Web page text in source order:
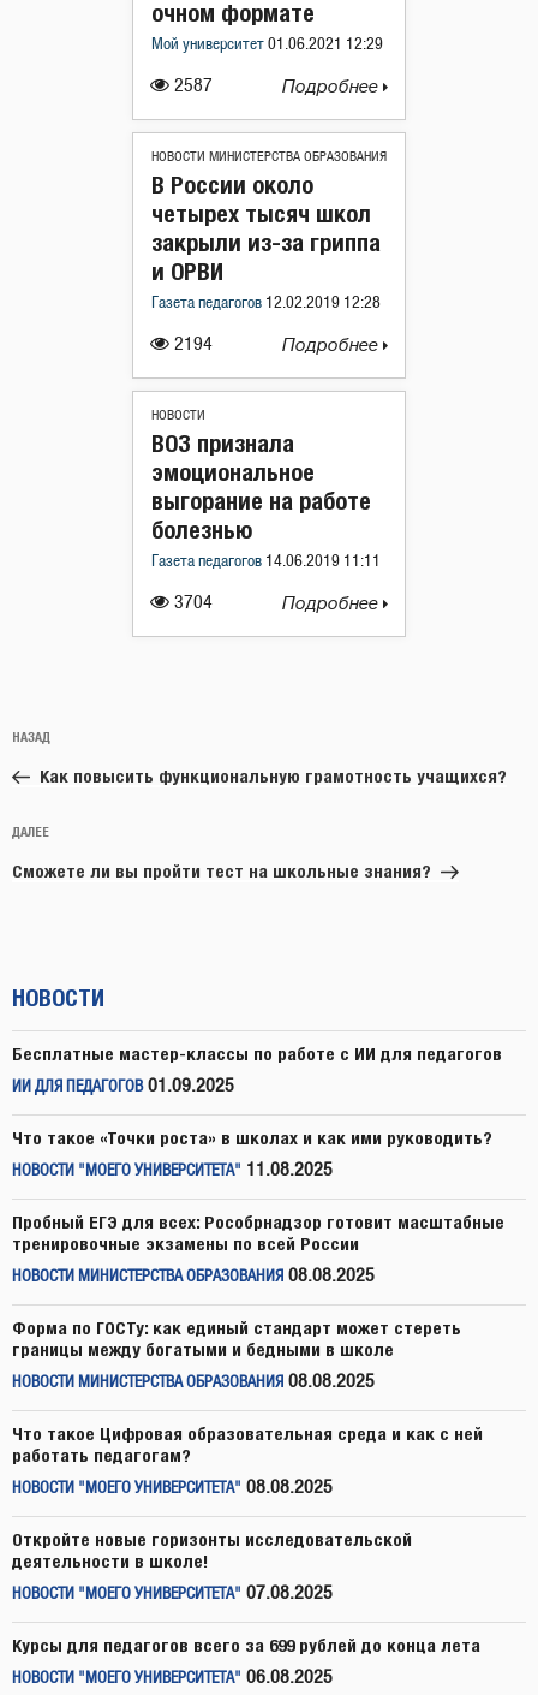
2587
очном формате
Мой университет 01.06.2021 12:29
Подробнее
НОВОСТИ МИНИСТЕРСТВА ОБРАЗОВАНИЯ
2194
В России около
четырех тысяч школ
закрыли из-за гриппа
и ОРВИ
Газета педагогов 12.02.2019 12:28
Подробнее
НОВОСТИ
3704
ВОЗ признала
эмоциональное
выгорание на работе
болезнью
Газета педагогов 14.06.2019 11:11
Подробнее
по
записям
Предыдущая
запись:
НАЗАД
Как повысить функциональную грамотность учащихся?
Следующая
запись
ДАЛЕЕ
Сможете ли вы пройти тест на школьные знания?
НОВОСТИ
Бесплатные мастер-классы по работе с ИИ для педагогов
ИИ ДЛЯ ПЕДАГОГОВ 01.09.2025
Что такое «Точки роста» в школах и как ими руководить?
НОВОСТИ "МОЕГО УНИВЕРСИТЕТА" 11.08.2025
Пробный ЕГЭ для всех: Рособрнадзор готовит масштабные
тренировочные экзамены по всей России
НОВОСТИ МИНИСТЕРСТВА ОБРАЗОВАНИЯ 08.08.2025
Форма по ГОСТу: как единый стандарт может стереть
границы между богатыми и бедными в школе
НОВОСТИ МИНИСТЕРСТВА ОБРАЗОВАНИЯ 08.08.2025
Что такое Цифровая образовательная среда и как с ней
работать педагогам?
НОВОСТИ "МОЕГО УНИВЕРСИТЕТА" 08.08.2025
Откройте новые горизонты исследовательской
деятельности в школе!
НОВОСТИ "МОЕГО УНИВЕРСИТЕТА" 07.08.2025
Курсы для педагогов всего за 699 рублей до конца лета
НОВОСТИ "МОЕГО УНИВЕРСИТЕТА" 06.08.2025